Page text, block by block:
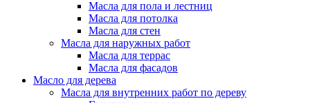
Масла для пола и лестниц
Масла для потолка
Масла для стен
Масла для наружных работ
Масла для террас
Масла для фасадов
Масло для дерева
Масла для внутренних работ по дереву